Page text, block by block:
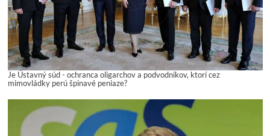
Je Ústavný súd - ochranca oligarchov a podvodníkov, ktorí cez
mimovládky perú špinavé peniaze?